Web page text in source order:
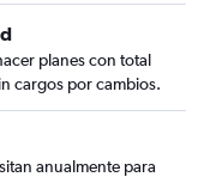
planes con total
cargos por cambios.
anualmente para